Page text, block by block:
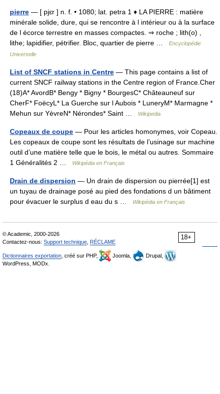
pierre — [ pjɛr ] n. f. • 1080; lat. petra 1 ♦ LA PIERRE : matière
minérale solide, dure, qui se rencontre à l intérieur ou à la surface
de l écorce terrestre en masses compactes. ⇒ roche ; lith(o) ,
lithe; lapidifier, pétrifier. Bloc, quartier de pierre …
Encyclopédie
Universelle
List of SNCF stations in Centre — This page contains a list of
current SNCF railway stations in the Centre region of France.Cher
(18)A* AvordB* Bengy * Bigny * BourgesC* Châteauneuf sur
CherF* FoëcyL* La Guerche sur l Aubois * LuneryM* Marmagne *
Mehun sur YèvreN* Nérondes* Saint …
Wikipedia
Copeaux de coupe — Pour les articles homonymes, voir Copeau.
Les copeaux de coupe sont les résultats de l’usinage sur machine
outil d’une matière telle que le bois, le métal ou autres. Sommaire
1 Généralités 2 …
Wikipédia en Français
Drain de dispersion — Un drain de dispersion ou pierrée[1] est
un tuyau de drainage posé au pied des fondations d un bâtiment
pour évacuer le surplus d eau du s …
Wikipédia en Français
18+
© Academic, 2000-2026
Contactez-nous: Support technique RÉCLAME
Dictionnaires exportation , créé sur PHP, Joomla,
Drupal,
WordPress, MODx.